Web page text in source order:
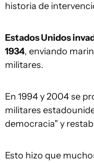
historia de
Estados Unidos
1934, enviando
militares.
En 1994 y 2004 se
militares
democracia" y
Esto hizo que